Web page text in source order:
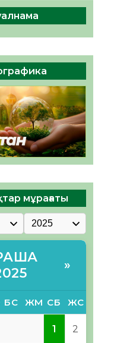
48 0
мүшесінің
39 0
– ЕЛ
АЗАМАТТЫҚ
52 0
мұрағаты
»
БС ЖМ СБ ЖС
1 2